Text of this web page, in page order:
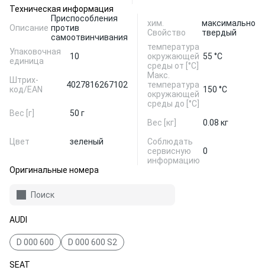
Техническая информация
Описание
Приспособления
против
самоотвинчивания
Упаковочная
единица
10
Штрих-
код/EAN
4027816267102
Вес [г] 50 г
Цвет зеленый
хим.
Свойство
максимально
твердый
температура
окружающей
среды от [°С]
55 °С
Макс.
температура
окружающей
среды до [°C]
150 °С
Вес [кг]
0.08 кг
Соблюдать
сервисную
информацию
0
Оригинальные номера
Поиск
AUDI
D 000 600 D 000 600 S2
SEAT